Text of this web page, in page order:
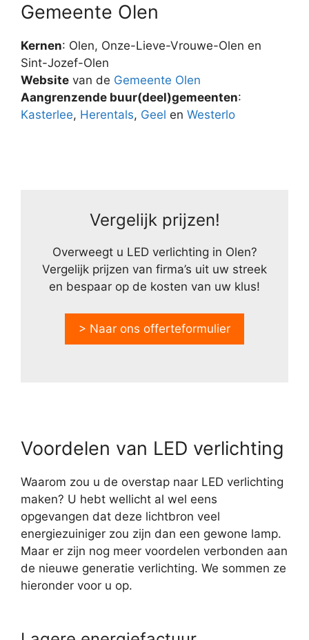
Gemeente Olen
Kernen: Olen, Onze-Lieve-Vrouwe-Olen en
Sint-Jozef-Olen
Website van de Gemeente Olen
Aangrenzende buur(deel)gemeenten:
Kasterlee, Herentals, Geel en Westerlo
Vergelijk prijzen!
Overweegt u LED verlichting in Olen?
Vergelijk prijzen van firma’s uit uw streek
en bespaar op de kosten van uw klus!
> Naar ons offerteformulier
Voordelen van LED verlichting
Waarom zou u de overstap naar LED verlichting
maken? U hebt wellicht al wel eens
opgevangen dat deze lichtbron veel
energiezuiniger zou zijn dan een gewone lamp.
Maar er zijn nog meer voordelen verbonden aan
de nieuwe generatie verlichting. We sommen ze
hieronder voor u op.